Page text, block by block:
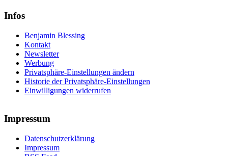
Infos
Benjamin Blessing
Kontakt
Newsletter
Werbung
Privatsphäre-Einstellungen ändern
Historie der Privatsphäre-Einstellungen
Einwilligungen widerrufen
Impressum
Datenschutzerklärung
Impressum